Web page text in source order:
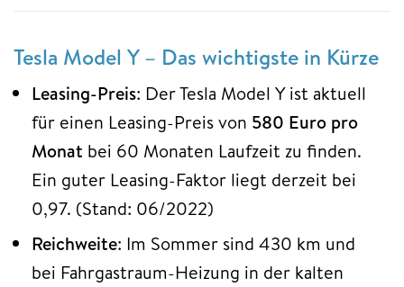
Tesla Model Y – Das wichtigste in Kürze
Leasing-Preis: Der Tesla Model Y ist aktuell
für einen Leasing-Preis von 580 Euro pro
Monat bei 60 Monaten Laufzeit zu finden.
Ein guter Leasing-Faktor liegt derzeit bei
0,97. (Stand: 06/2022)
Reichweite: Im Sommer sind 430 km und
bei Fahrgastraum-Heizung in der kalten